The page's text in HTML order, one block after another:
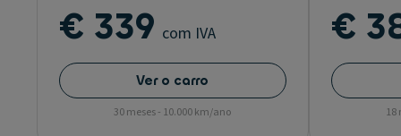
€ 339 com IVA
Ver o carro
30 meses - 10.000 km/ano
€
18